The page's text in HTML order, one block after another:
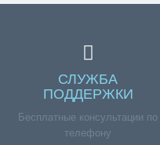
СЛУЖБА
ПОДДЕРЖКИ
Бесплатные консультации по
телефону